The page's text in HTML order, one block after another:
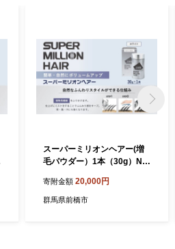
スーパーミリオンヘアー(増
毛パウダー）1本（30g）No.
ン SUPER MILLION HAIR ボ
リュームアップ 男性用 女性
寄附金額 20,000円
群馬県前橋市